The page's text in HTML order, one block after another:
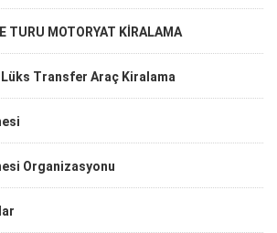
TURU MOTORYAT KİRALAMA
Transfer Araç Kiralama
Organizasyonu